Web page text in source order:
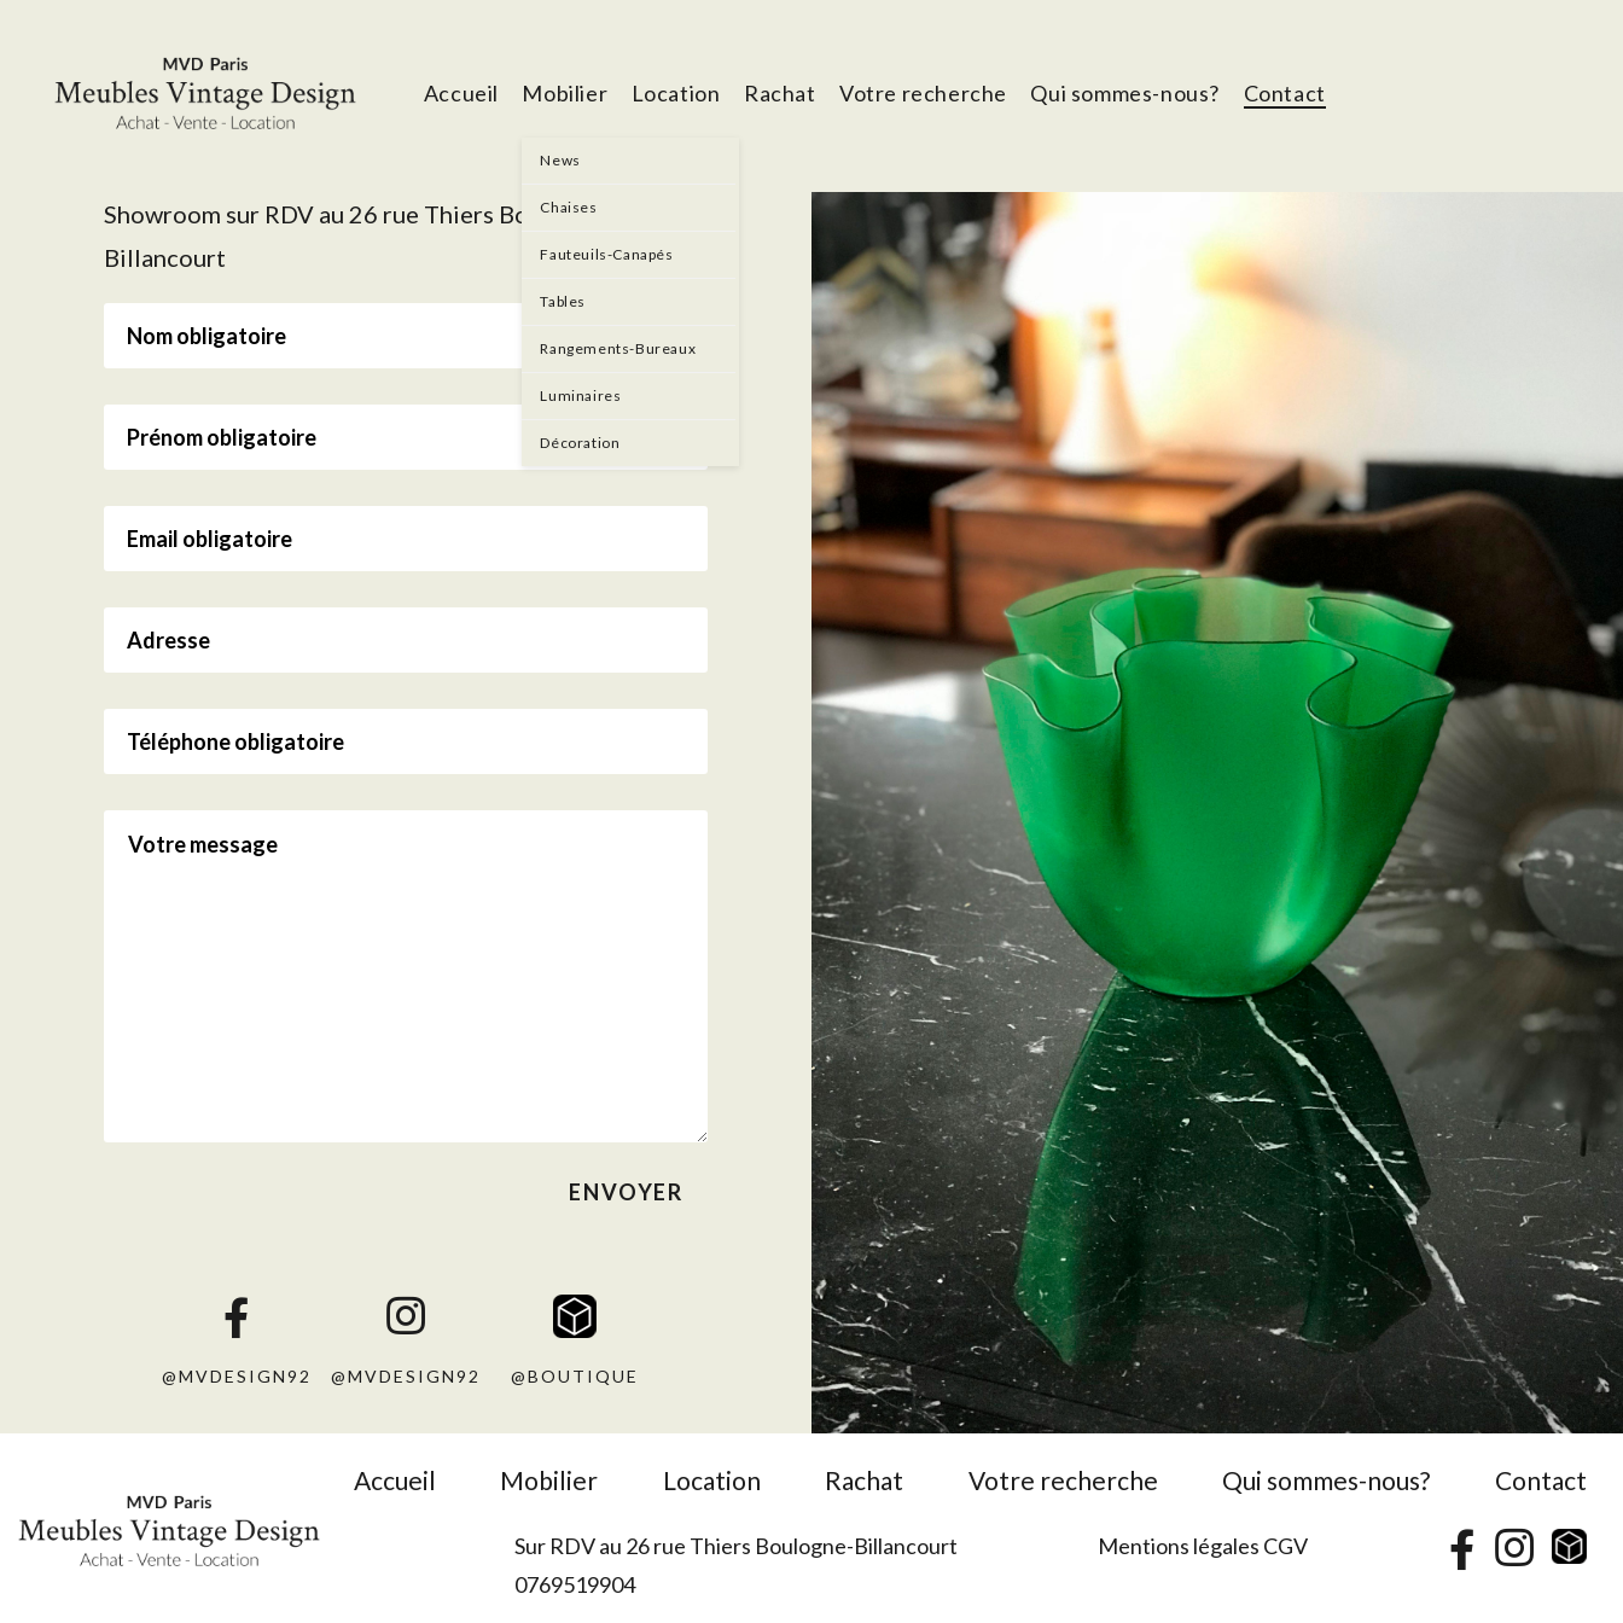
Accueil Mobilier
News
Chaises
Fauteuils-Canapés
Tables
Rangements-Bureaux
Luminaires
Décoration
Location Rachat Votre recherche Qui sommes-nous? Contact
Showroom sur RDV au 26 rue Thiers Boulogne-
Billancourt
@MVDESIGN92 @MVDESIGN92 @BOUTIQUE
Accueil Mobilier Location Rachat Votre recherche Qui sommes-nous? Contact
Sur RDV au 26 rue Thiers Boulogne-Billancourt
0769519904
Mentions légales CGV